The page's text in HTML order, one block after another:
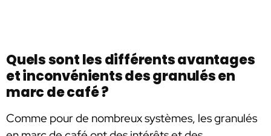
Quels sont les différents avantages
et inconvénients des granulés en
marc de café ?
Comme pour de nombreux systèmes, les granulés